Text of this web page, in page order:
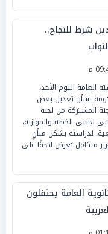
شرط للنجاح..
العامة اليوم الأحد،
بشأن تعديل بعض
المشتركة من لجنة
لجنتى الخطة والموازنة،
لدراسته بشكل متأنٍ
متكامل يُعرض لاحقًا على
العامة يحتفلون